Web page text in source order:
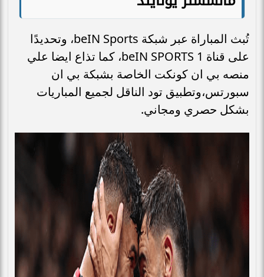
تُبث المباراة عبر شبكة beIN Sports، وتحديدًا
على قناة beIN SPORTS 1، كما تذاع ايضا علي
منصه بي ان كونكت الخاصة بشبكة بي ان
سبورتس،وتطبيق تود الناقل لجميع المباريات
بشكل حصري ومجاني.